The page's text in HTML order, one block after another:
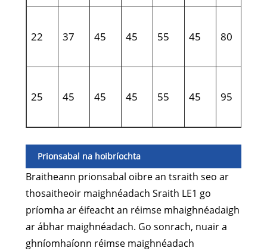
22 37 45 45 55 45 80
25 45 45 45 55 45 95
Prionsabal na hoibríochta
Braitheann prionsabal oibre an tsraith seo ar
thosaitheoir maighnéadach Sraith LE1 go
príomha ar éifeacht an réimse mhaighnéadaigh
ar ábhar maighnéadach. Go sonrach, nuair a
ghníomhaíonn réimse maighnéadach